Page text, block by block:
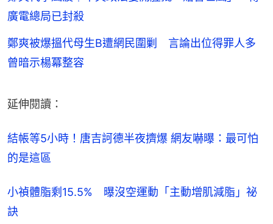
廣電總局已封殺
鄭爽被爆搵代母生B遭網民圍剿 言論出位得罪人多
曾暗示楊冪整容
延伸閱讀：
結帳等5小時！唐吉訶德半夜擠爆 網友嚇曝：最可怕
的是這區
小禎體脂剩15.5%　曝沒空運動「主動增肌減脂」祕
訣